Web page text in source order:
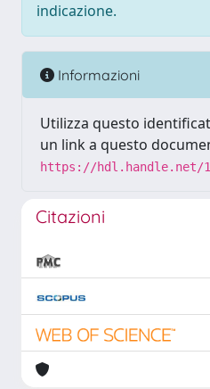
indicazione.
Informazioni
Utilizza questo
un link a questo
https://hdl.handle.net/
Citazioni